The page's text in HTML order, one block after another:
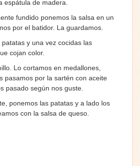
espátula de madera.
fundido ponemos la salsa en un
por el batidor. La guardamos.
y una vez cocidas las
cojan color.
Lo cortamos en medallones,
pasamos por la sartén con aceite
pasado según nos guste.
ponemos las patatas y a lado los
con la salsa de queso.